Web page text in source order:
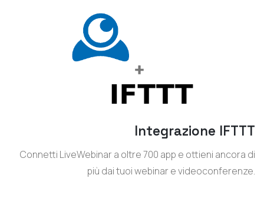
Integrazione IFTTT
Connetti LiveWebinar a oltre 700 app e ottieni ancora di
più dai tuoi webinar e videoconferenze.